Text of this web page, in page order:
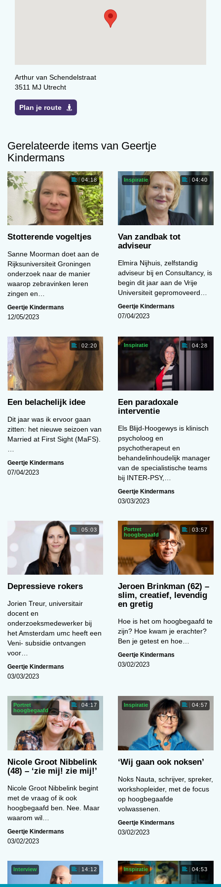
Arthur van Schendelstraat
3511 MJ Utrecht
Plan je route
Gerelateerde items van Geertje
Kindermans
04:18
Stotterende vogeltjes
Sanne Moorman doet aan de
Rijksuniversiteit Groningen
onderzoek naar de manier
waarop zebravinken leren
zingen en…
Geertje Kindermans
12/05/2023
Inspiratie 04:40
Van zandbak tot
adviseur
Elmira Nijhuis, zelfstandig
adviseur bij en Consultancy, is
begin dit jaar aan de Vrije
Universiteit gepromoveerd…
Geertje Kindermans
07/04/2023
02:20
Een belachelijk idee
Dit jaar was ik ervoor gaan
zitten: het nieuwe seizoen van
Married at First Sight (MaFS).
Geertje Kindermans
07/04/2023
Inspiratie 04:28
Een paradoxale
interventie
Els Blijd-Hoogewys is klinisch
psycholoog en
psychotherapeut en
behandelinhoudelijk manager
van de specialistische teams
bij INTER-PSY,…
Geertje Kindermans
03/03/2023
05:03
Depressieve rokers
Jorien Treur, universitair
docent en
onderzoeksmedewerker bij
het Amsterdam umc heeft een
Veni- subsidie ontvangen
voor…
Geertje Kindermans
03/03/2023
Portret
hoogbegaafd
03:57
Jeroen Brinkman (62) –
slim, creatief, levendig
en gretig
Hoe is het om hoogbegaafd te
zijn? Hoe kwam je erachter?
Ben je getest en hoe…
Geertje Kindermans
03/02/2023
Portret
hoogbegaafd
04:17
Nicole Groot Nibbelink
(48) – ‘zie mij! zie mij!’
Nicole Groot Nibbelink begint
met de vraag of ik ook
hoogbegaafd ben. Nee. Maar
waarom wil…
Geertje Kindermans
03/02/2023
Inspiratie 04:57
‘Wij gaan ook noksen’
Noks Nauta, schrijver, spreker,
workshopleider, met de focus
op hoogbegaafde
volwassenen.
Geertje Kindermans
03/02/2023
Interview 14:12 Inspiratie 04:53